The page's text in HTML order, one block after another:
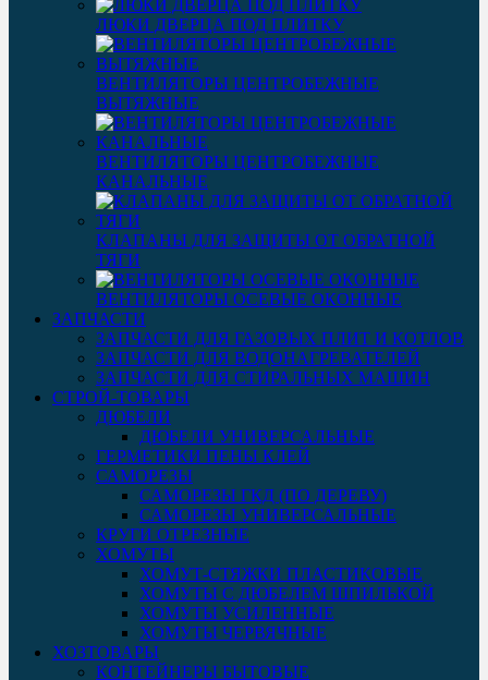
ЛЮКИ ДВЕРЦА ПОД ПЛИТКУ
ВЕНТИЛЯТОРЫ ЦЕНТРОБЕЖНЫЕ
ВЫТЯЖНЫЕ
ВЕНТИЛЯТОРЫ ЦЕНТРОБЕЖНЫЕ
КАНАЛЬНЫЕ
КЛАПАНЫ ДЛЯ ЗАЩИТЫ ОТ ОБРАТНОЙ
ТЯГИ
ВЕНТИЛЯТОРЫ ОСЕВЫЕ ОКОННЫЕ
ЗАПЧАСТИ
ЗАПЧАСТИ ДЛЯ ГАЗОВЫХ ПЛИТ И КОТЛОВ
ЗАПЧАСТИ ДЛЯ ВОДОНАГРЕВАТЕЛЕЙ
ЗАПЧАСТИ ДЛЯ СТИРАЛЬНЫХ МАШИН
СТРОЙ-ТОВАРЫ
ДЮБЕЛИ
ДЮБЕЛИ УНИВЕРСАЛЬНЫЕ
ГЕРМЕТИКИ ПЕНЫ КЛЕЙ
САМОРЕЗЫ
САМОРЕЗЫ ГКД (ПО ДЕРЕВУ)
САМОРЕЗЫ УНИВЕРСАЛЬНЫЕ
КРУГИ ОТРЕЗНЫЕ
ХОМУТЫ
ХОМУТ-СТЯЖКИ ПЛАСТИКОВЫЕ
ХОМУТЫ С ДЮБЕЛЕМ ШПИЛЬКОЙ
ХОМУТЫ УСИЛЕННЫЕ
ХОМУТЫ ЧЕРВЯЧНЫЕ
ХОЗТОВАРЫ
КОНТЕЙНЕРЫ БЫТОВЫЕ